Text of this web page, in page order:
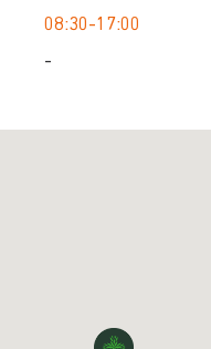
08:30-17:00
-